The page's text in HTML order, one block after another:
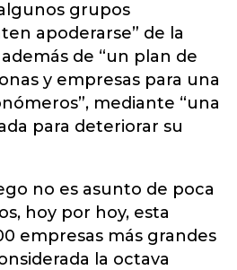
grupos
apoderarse” de la
de “un plan de
y empresas para una
mediante “una
para deteriorar su
no es asunto de poca
hoy por hoy, esta
empresas más grandes
la octava